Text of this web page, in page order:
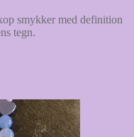
smykker med definition
tegn.